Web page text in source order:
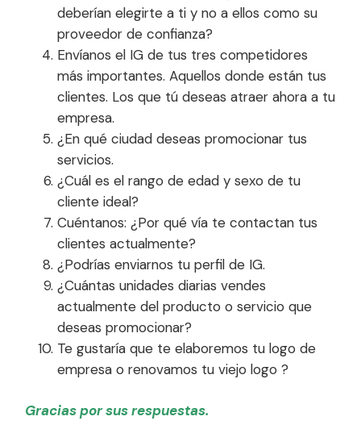
deberían elegirte a ti y no a ellos como su
proveedor de confianza?
Envíanos el IG de tus tres competidores
más importantes. Aquellos donde están tus
clientes. Los que tú deseas atraer ahora a tu
empresa.
¿En qué ciudad deseas promocionar tus
servicios.
¿Cuál es el rango de edad y sexo de tu
cliente ideal?
Cuéntanos: ¿Por qué vía te contactan tus
clientes actualmente?
¿Podrías enviarnos tu perfil de IG.
¿Cuántas unidades diarias vendes
actualmente del producto o servicio que
deseas promocionar?
Te gustaría que te elaboremos tu logo de
empresa o renovamos tu viejo logo ?
Gracias por sus respuestas.